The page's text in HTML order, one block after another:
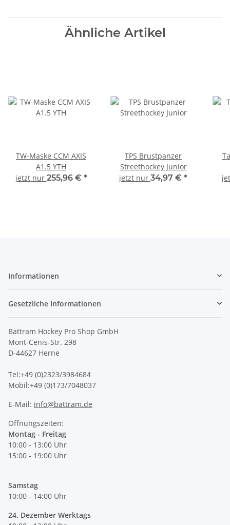
Ähnliche Artikel
TW-Maske CCM AXIS
A1.5 YTH
jetzt nur 255,96 € *
TPS Brustpanzer
Streethockey Junior
jetzt nur 34,97 € *
Informationen
Gesetzliche Informationen
Battram Hockey Pro Shop GmbH
Mont-Cenis-Str. 298
D-44627 Herne
Tel:+49 (0)2323/3984684
Mobil:+49 (0)173/7048037
E-Mail: info@battram.de
Öffnungszeiten:
Montag - Freitag
10:00 - 13:00 Uhr
15:00 - 19:00 Uhr
Samstag
10:00 - 14:00 Uhr
24. Dezember Werktags